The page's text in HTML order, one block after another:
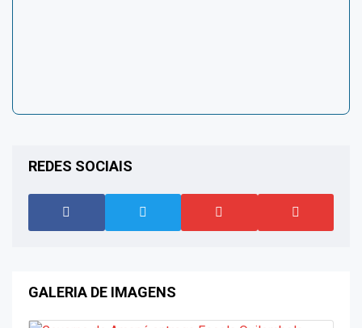
REDES SOCIAIS
GALERIA DE IMAGENS